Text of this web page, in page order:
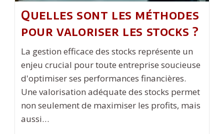
Quelles sont les méthodes
pour valoriser les stocks ?
La gestion efficace des stocks représente un
enjeu crucial pour toute entreprise soucieuse
d'optimiser ses performances financières.
Une valorisation adéquate des stocks permet
non seulement de maximiser les profits, mais
aussi…